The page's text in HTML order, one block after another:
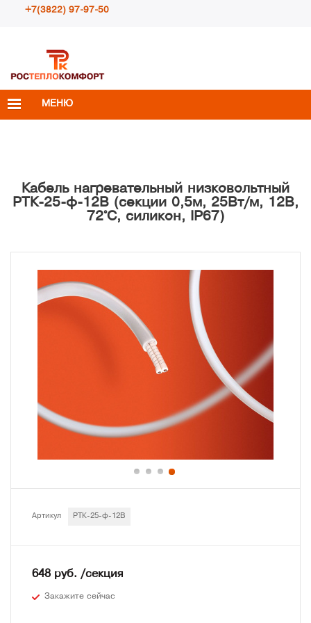
+7(3822) 97-97-50
info@rosteplokomfort.ru
МЕНЮ
Кабель нагревательный низковольтный
РТК-25-ф-12В (секции 0,5м, 25Вт/м, 12В,
72°С, силикон, IP67)
Артикул РТК-25-ф-12В
648 руб. /секция
Закажите сейчас